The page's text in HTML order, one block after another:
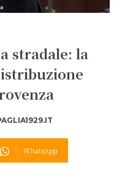
stradale: la
WhatsApp